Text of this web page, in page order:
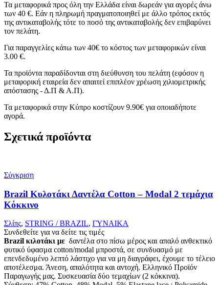
Τα μεταφορικά προς όλη την Ελλάδα είναι δωρεάν για αγορές άνω
των 40 €. Εάν η πληρωμή πραγματοποιηθεί με άλλο τρόπος εκτός
της αντικαταβολής τότε το ποσό της αντικαταβολής δεν επιβαρύνει
τον πελάτη.
Για παραγγελίες κάτω των 40€ το κόστος των μεταφορικών είναι
3.00 €.
Τα προϊόντα παραδίδονται στη διεύθυνση του πελάτη (εφόσον η
μεταφορική εταιρεία δεν απαιτεί επιπλέον χρέωση χιλιομετρικής
απόστασης - Δ.Π & Α.Π).
Τα μεταφορικά στην Κύπρο κοστίζουν 9.90€ για οποιαδήποτε
αγορά.
Σχετικά προϊόντα
Σύγκριση
Brazil Κυλοτάκι Δαντέλα Cotton – Modal 2 τεμάχια
Κόκκινο
Σλίπς, STRING / BRAZIL, ΓΥΝΑΙΚΑ
Συνδεθείτε για να δείτε τις τιμές
Brazil κιλοτάκι με δαντέλα στο πίσω μέρος και απαλό ανθεκτικό
φυτικό ύφασμα cotton/modal μπροστά, σε συνδυασμό με
επενδεδυμένο λεπτό λάστιχο για να μη διαγράφει, έχουμε το τέλειο
αποτέλεσμα. Άνεση, απαλότητα και αντοχή. Ελληνικό Προϊόν
Παραγωγής μας. Συσκευασία δύο τεμαχίων (2 κόκκινα).